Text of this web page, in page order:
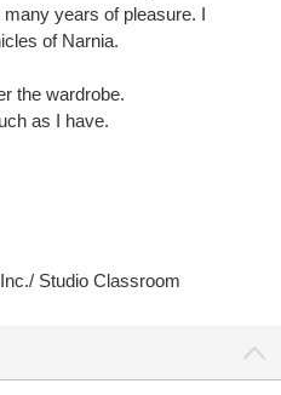
years of pleasure. I
of Narnia.
the wardrobe.
as I have.
Studio Classroom